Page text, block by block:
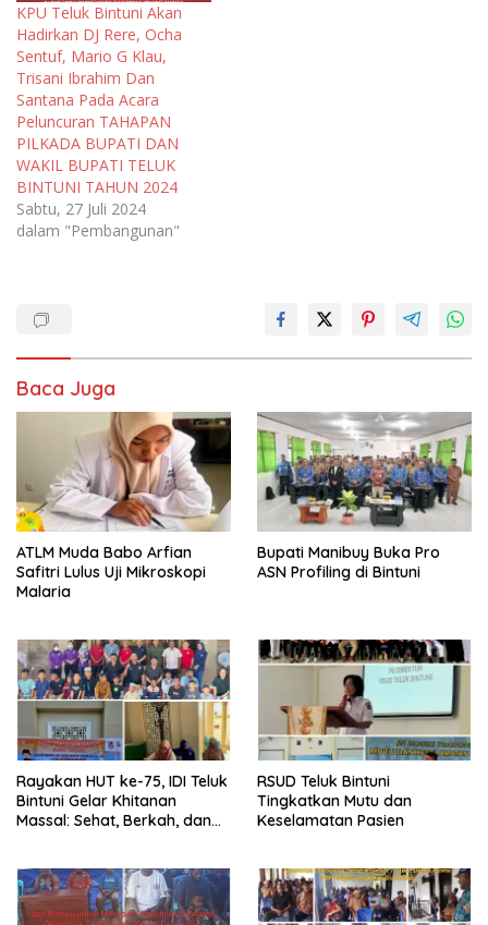
KPU Teluk Bintuni Akan
Hadirkan DJ Rere, Ocha
Sentuf, Mario G Klau,
Trisani Ibrahim Dan
Santana Pada Acara
Peluncuran TAHAPAN
PILKADA BUPATI DAN
WAKIL BUPATI TELUK
BINTUNI TAHUN 2024
Sabtu, 27 Juli 2024
dalam "Pembangunan"
Baca Juga
ATLM Muda Babo Arfian
Safitri Lulus Uji Mikroskopi
Malaria
Bupati Manibuy Buka Pro
ASN Profiling di Bintuni
Rayakan HUT ke-75, IDI Teluk
Bintuni Gelar Khitanan
Massal: Sehat, Berkah, dan
RSUD Teluk Bintuni
Tingkatkan Mutu dan
Keselamatan Pasien